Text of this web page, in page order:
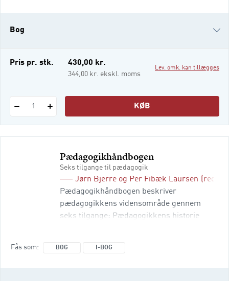
opslagsbog er en værktøjskasse: opslagene
Bog
i-bog
Pris pr. stk. 430,00 kr.
344,00 kr. ekskl. moms
Lev. omk. kan tillægges
1 KØB
Pædagogikhåndbogen
Seks tilgange til pædagogik
Jørn Bjerre og Per Fibæk Laursen
(red.)
Pædagogikhåndbogen beskriver
pædagogikkens vidensområde gennem
seks tilgange: Pædagogikkens historie
Fås som BOG I-BOG